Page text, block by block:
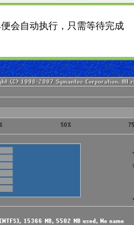
会自动执行，只需等待完成